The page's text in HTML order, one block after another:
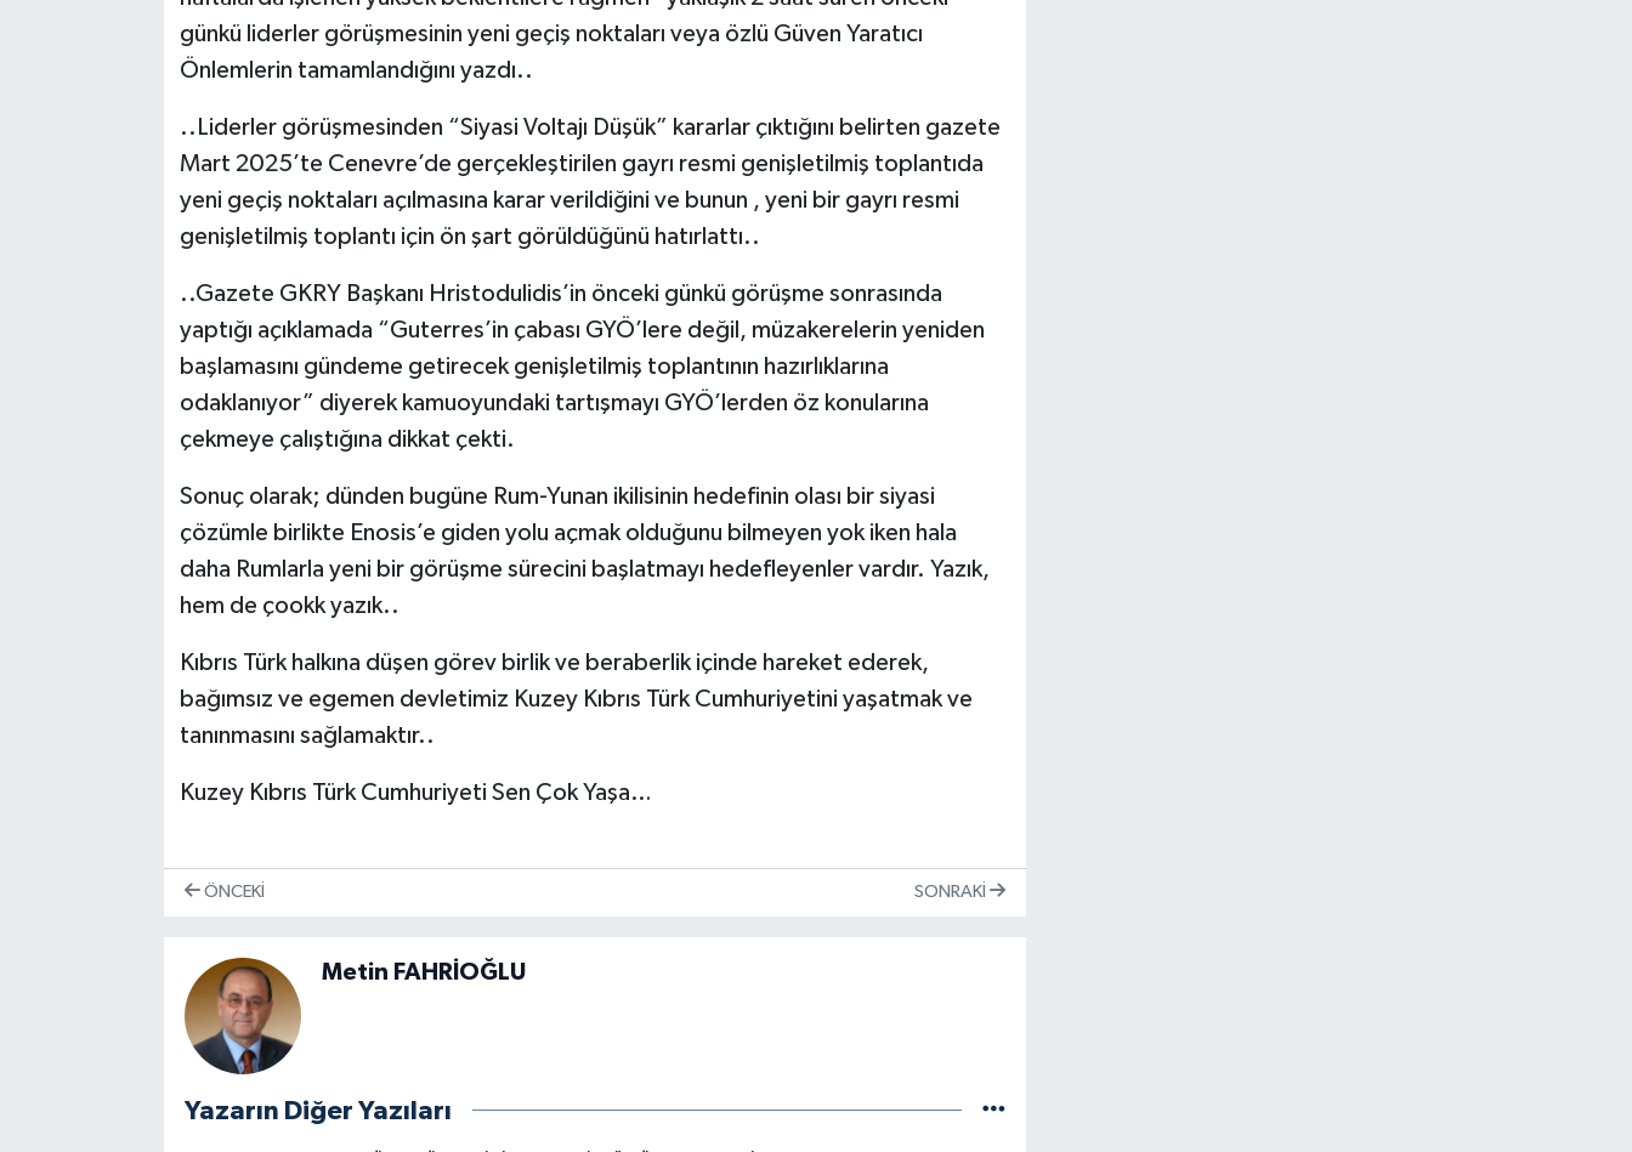
günkü liderler görüşmesinin yeni geçiş noktaları veya özlü Güven Yaratıcı
Önlemlerin tamamlandığını yazdı..
..Liderler görüşmesinden “Siyasi Voltajı Düşük” kararlar çıktığını belirten gazete
Mart 2025’te Cenevre’de gerçekleştirilen gayrı resmi genişletilmiş toplantıda
yeni geçiş noktaları açılmasına karar verildiğini ve bunun , yeni bir gayrı resmi
genişletilmiş toplantı için ön şart görüldüğünü hatırlattı..
..Gazete GKRY Başkanı Hristodulidis’in önceki günkü görüşme sonrasında
yaptığı açıklamada “Guterres’in çabası GYÖ’lere değil, müzakerelerin yeniden
başlamasını gündeme getirecek genişletilmiş toplantının hazırlıklarına
odaklanıyor” diyerek kamuoyundaki tartışmayı GYÖ’lerden öz konularına
çekmeye çalıştığına dikkat çekti.
Sonuç olarak; dünden bugüne Rum-Yunan ikilisinin hedefinin olası bir siyasi
çözümle birlikte Enosis’e giden yolu açmak olduğunu bilmeyen yok iken hala
daha Rumlarla yeni bir görüşme sürecini başlatmayı hedefleyenler vardır. Yazık,
hem de çookk yazık..
Kıbrıs Türk halkına düşen görev birlik ve beraberlik içinde hareket ederek,
bağımsız ve egemen devletimiz Kuzey Kıbrıs Türk Cumhuriyetini yaşatmak ve
tanınmasını sağlamaktır..
Kuzey Kıbrıs Türk Cumhuriyeti Sen Çok Yaşa…
ÖNCEKI SONRAKI
Metin FAHRİOĞLU
Yazarın Diğer Yazıları